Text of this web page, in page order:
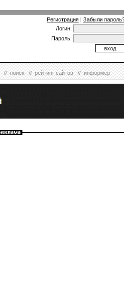
Регистрация | Забыли
Логин:
Пароль:
//поиск//рейтинг сайтов//информер